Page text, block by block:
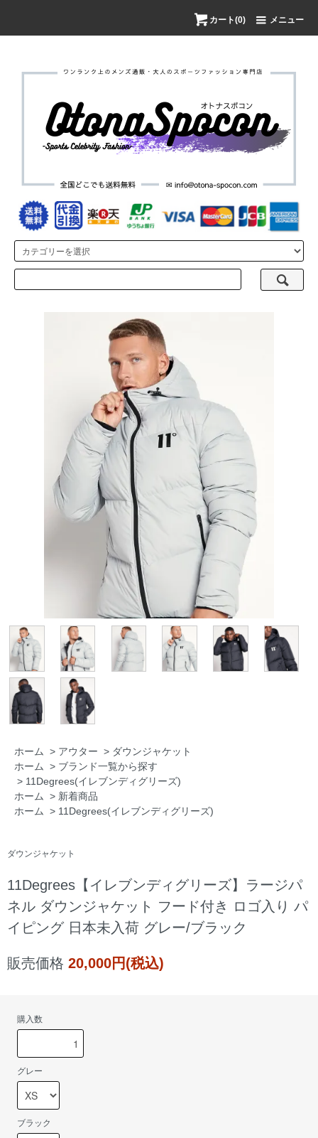
カート(0) メニュー
ホーム > アウター > ダウンジャケット
ホーム
> ブランド一覧から探す
> 11Degrees(イレブンディグリーズ)
ホーム
> 新着商品
ホーム
> 11Degrees(イレブンディグリーズ)
ダウンジャケット
11Degrees【イレブンディグリーズ】ラージパ
ネル ダウンジャケット フード付き ロゴ入り パ
イピング 日本未入荷 グレー/ブラック
販売価格 20,000円(税込)
購入数
グレー
ブラック